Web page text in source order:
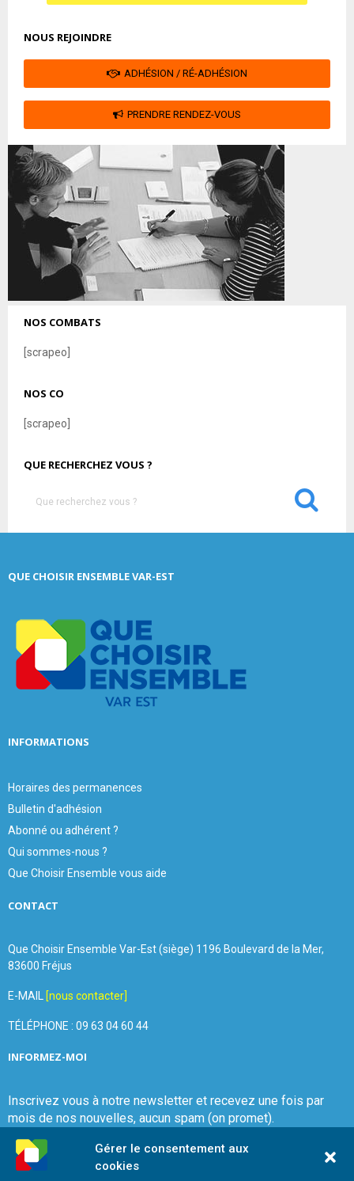
Gérer le consentement aux
cookies
NOUS REJOINDRE
ADHÉSION / RÉ-ADHÉSION
PRENDRE RENDEZ-VOUS
NOS COMBATS
[scrapeo]
NOS CO
[scrapeo]
QUE RECHERCHEZ VOUS ?
h
S
QUE CHOISIR ENSEMBLE VAR-EST
INFORMATIONS
Horaires des permanences
Bulletin d'adhésion
Abonné ou adhérent ?
Qui sommes-nous ?
Que Choisir Ensemble vous aide
CONTACT
Que Choisir Ensemble Var-Est (siège) 1196 Boulevard de la Mer,
83600 Fréjus
E-MAIL [nous contacter]
TÉLÉPHONE : 09 63 04 60 44
INFORMEZ-MOI
Inscrivez vous à notre newsletter et recevez une fois par
mois de nos nouvelles, aucun spam (on promet).